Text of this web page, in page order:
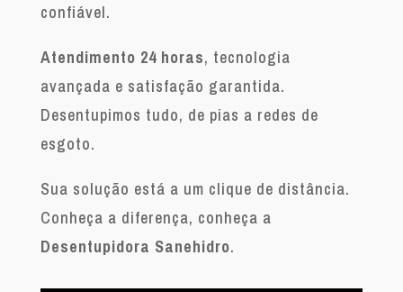
confiável.
Atendimento 24 horas, tecnologia
avançada e satisfação garantida.
Desentupimos tudo, de pias a redes de
esgoto.
Sua solução está a um clique de distância.
Conheça a diferença, conheça a
Desentupidora Sanehidro.